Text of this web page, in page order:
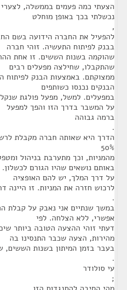
הצעתי כמה פעמים בממשלה,
נכשלתי בכך באופן מוחלט
,
להפעיל את החברה הידועה בשם
בבנק לפיתוח התעשיה. זוהי חברה
שהוקמה בשנות הששים. זו אחת
שהתקבלו, שחילצה מפעלים רבים
ממצוקתם. באמצעות הבנק
הבנקים נכנסו כשותפים
במפעלים. למשל, מפעל פולגת
על המשבר בדרך הזו והפך למפעל
ברמה גבוהה
.
הדרך היא שאותה חברה מקבלת
50%
מהמניות, וכך מתערבת בניהול
באותם נושאים שהיו הגורם
על דרך המלך, יש להם האופציה
לרכוש חזרה את המניות. זו היינה
.
במשך שנתיים אני נאבק על קבלת
אפשרי, ללא הצלחה. לפי
דעתי זוהי ההצעה הטובה ביותר
מהירות, הצעה שכבר התנסינו בה
בעבר בזמן המיתון בשנות הששים,
.
עי סולודר
;